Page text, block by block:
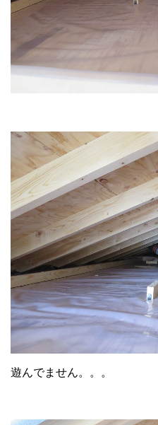
遊んでません。。。